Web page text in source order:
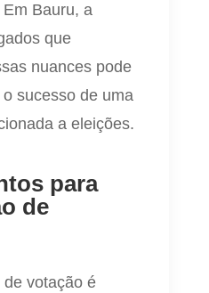
Bauru, a
que
nuances pode
sucesso de uma
a eleições.
para
de
votação é